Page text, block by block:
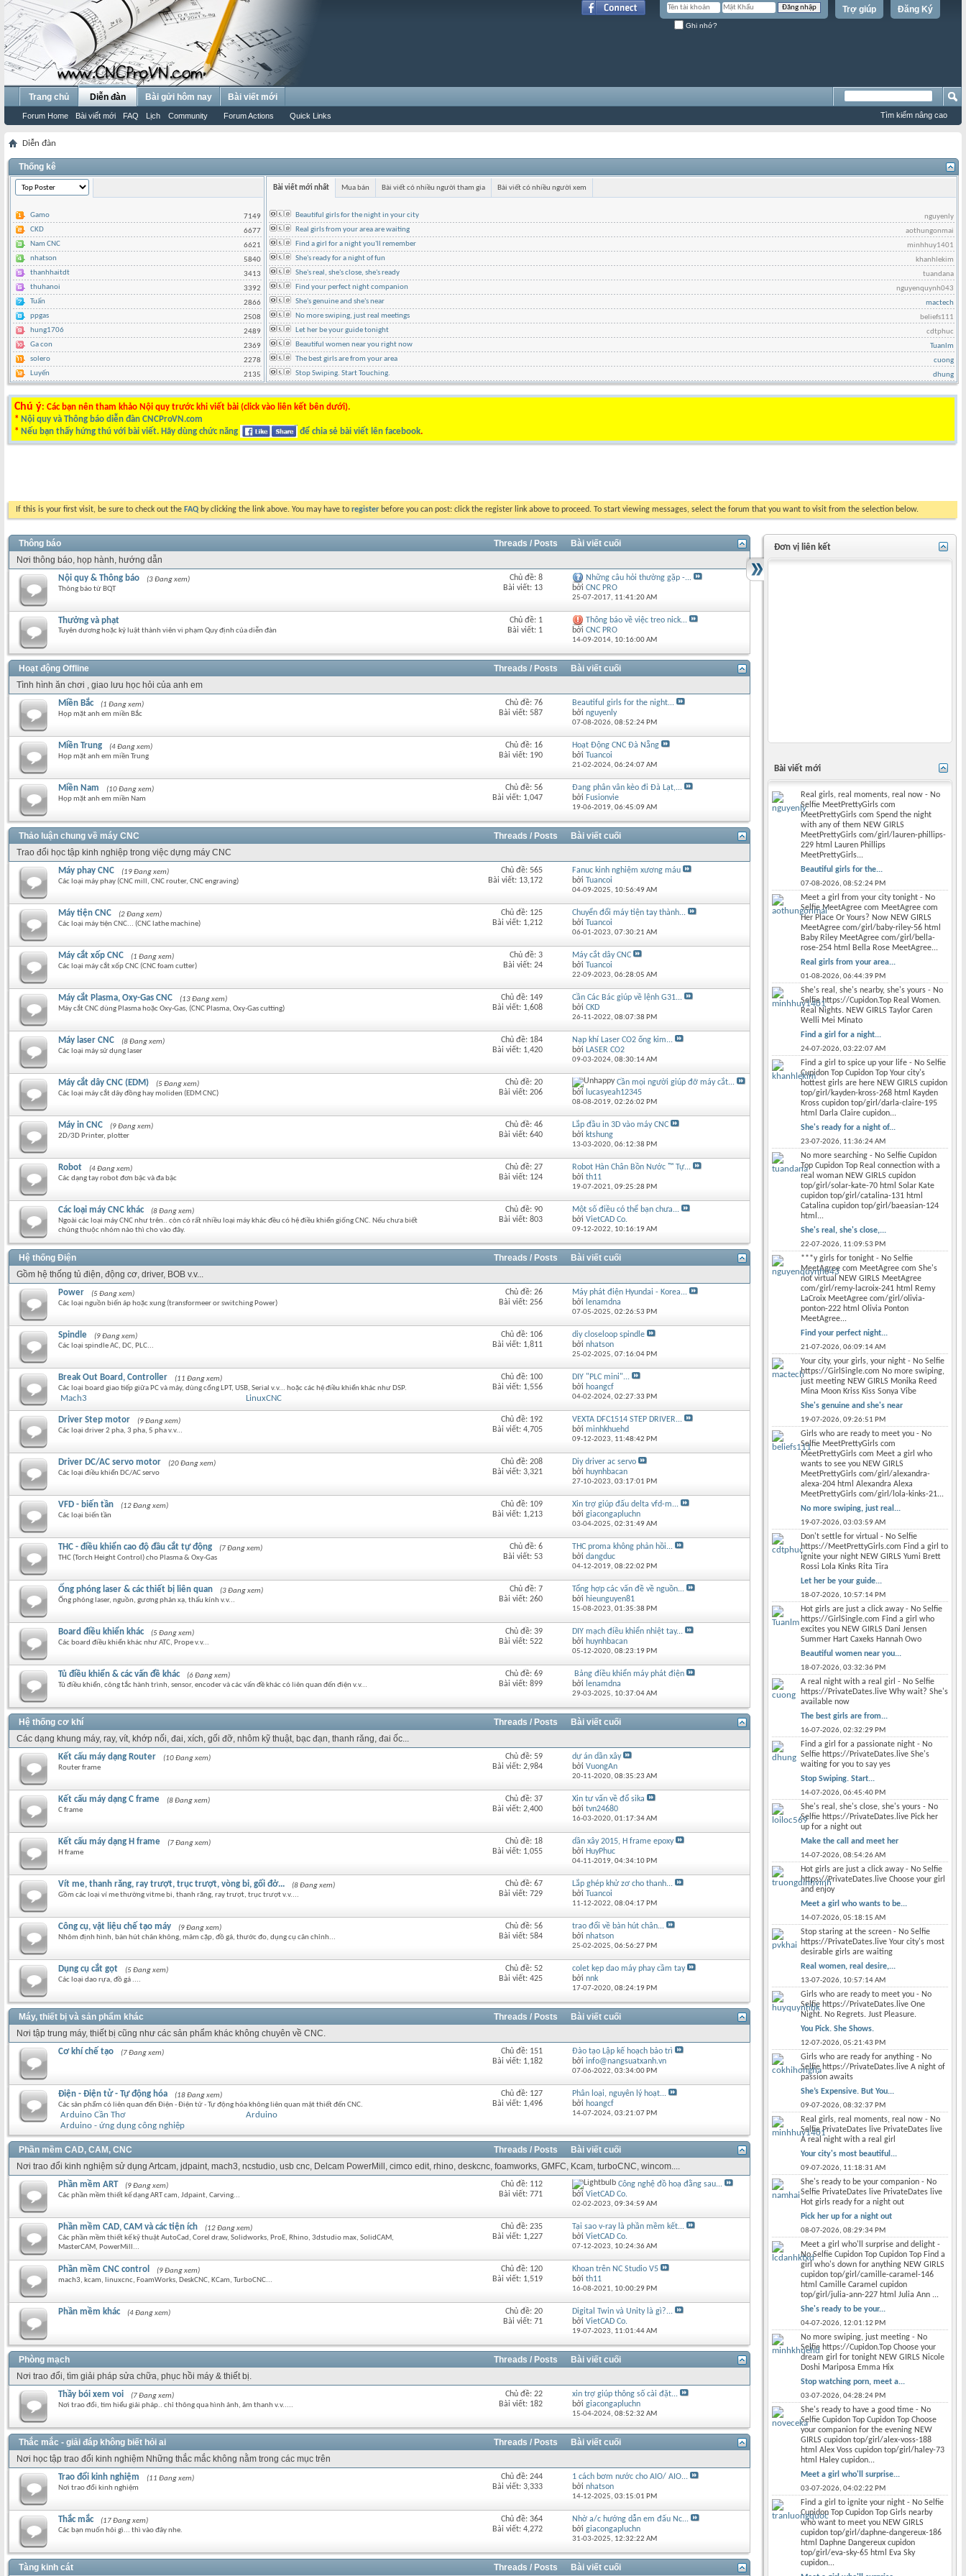
Đăng Ký
Trợ giúp
Ghi nhớ?
Trang chủ Diễn đàn
Forum Home Bài viết mới FAQ Lịch Community Forum Actions Quick Links
Bài gửi hôm nay Bài viết mới
Tìm kiếm nâng cao
Diễn đàn
Thống kê
7149
Gamo
6677
CKD
6621
Nam CNC
5840
nhatson
3413
thanhhaitdt
3392
thuhanoi
2866
Tuấn
2508
ppgas
2489
hung1706
2369
Ga con
2278
solero
2135
Luyến
Bài viết mới nhất Mua bán Bài viết có nhiều người tham gia Bài viết có nhiều người xem
nguyenly
Beautiful girls for the night in your city
aothungonmai
Real girls from your area are waiting
minhhuy1401
Find a girl for a night you'll remember
khanhlekim
She's ready for a night of fun
tuandana
She's real, she's close, she's ready
nguyenquynh043
Find your perfect night companion
mactech
She's genuine and she's near
beliefs111
No more swiping, just real meetings
cdtphuc
Let her be your guide tonight
Tuanlm
Beautiful women near you right now
cuong
The best girls are from your area
dhung
Stop Swiping. Start Touching.
Chú ý: Các bạn nên tham khảo Nội quy trước khi viết bài (click vào liên kết bên dưới).
* Nội quy và Thông báo diễn đàn CNCProVN.com
* Nếu bạn thấy hứng thú với bài viết. Hãy dùng chức năng để chia sẻ bài viết lên facebook.
If this is your first visit, be sure to check out the FAQ by clicking the link above. You may have to register before you can post: click the register link above to proceed. To start viewing messages, select the forum that you want to visit from the selection below.
Thông báo Threads / Posts
Bài viết cuối
Nơi thông báo, họp hành, hướng dẫn
Nội quy & Thông báo
(3 Đang xem)
Thông báo từ BQT
diễn
Chủ đề: 8
Bài viết: 13
Những câu hỏi thường gặp -...
bởi CNC PRO
25-07-2017, 11:41:20 AM
Thưởng và phạt
Tuyên dương hoặc kỷ luật thành viên vi phạm Quy định của diễn đàn
diễn
này
Chủ đề: 1
Bài viết: 1
Thông báo về việc treo nick...
bởi CNC PRO
14-09-2014, 10:16:00 AM
Hoạt động Offline Threads / Posts
Bài viết cuối
Tình hình ăn chơi , giao lưu học hỏi của anh em
Miền Bắc
(1 Đang xem)
Họp mặt anh em miền Bắc
diễn
Chủ đề: 76
Bài viết: 587
Beautiful girls for the night...
bởi nguyenly
07-08-2026, 08:52:24 PM
Miền Trung
(4 Đang xem)
Họp mặt anh em miền Trung
diễn
Chủ đề: 16
Bài viết: 190
Hoạt Động CNC Đà Nẵng
bởi Tuancoi
21-02-2024, 06:24:07 AM
Miền Nam
(10 Đang xem)
Họp mặt anh em miền Nam
diễn
này
Chủ đề: 56
Bài viết: 1,047
Đang phân vân kèo đi Đà Lạt,...
bởi Fusionvie
19-06-2019, 06:45:09 AM
Thảo luận chung về máy CNC Threads / Posts
Bài viết cuối
Trao đổi học tập kinh nghiệp trong việc dựng máy CNC
Máy phay CNC
(19 Đang xem)
Các loại máy phay (CNC mill, CNC router, CNC engraving)
diễn
Chủ đề: 565
Bài viết: 13,172
Fanuc kinh nghiệm xương máu
bởi Tuancoi
04-09-2025, 10:56:49 AM
Máy tiện CNC
(2 Đang xem)
Các loại máy tiện CNC... (CNC lathe machine)
diễn
Chủ đề: 125
Bài viết: 1,212
Chuyển đổi máy tiện tay thành...
bởi Tuancoi
06-01-2023, 07:30:21 AM
Máy cắt xốp CNC
(1 Đang xem)
Các loại máy cắt xốp CNC (CNC foam cutter)
diễn
Chủ đề: 3
Bài viết: 24
Máy cắt dây CNC
bởi Tuancoi
22-09-2023, 06:28:05 AM
Máy cắt Plasma, Oxy-Gas CNC
(13 Đang xem)
Máy cắt CNC dùng Plasma hoặc Oxy-Gas, (CNC Plasma, Oxy-Gas cutting)
diễn
Chủ đề: 149
Bài viết: 1,608
Cần Các Bác giúp về lệnh G31...
bởi CKD
26-11-2022, 08:07:38 PM
Máy laser CNC
(8 Đang xem)
Các loại máy sử dụng laser
diễn
Chủ đề: 184
Bài viết: 1,420
Nạp khí Laser CO2 ống kim...
bởi LASER CO2
09-03-2024, 08:30:14 AM
Máy cắt dây CNC (EDM)
(5 Đang xem)
Các loại máy cắt dây đồng hay moliden (EDM CNC)
diễn
Chủ đề: 20
Bài viết: 206
Cần mọi người giúp đỡ máy cắt...
bởi lucasyeah12345
08-08-2019, 02:26:02 PM
Máy in CNC
(9 Đang xem)
2D/3D Printer, plotter
diễn
Chủ đề: 46
Bài viết: 640
Lắp đầu in 3D vào máy CNC
bởi ktshung
13-03-2020, 06:12:38 PM
Robot
(4 Đang xem)
Các dạng tay robot đơn bậc và đa bậc
diễn
Chủ đề: 27
Bài viết: 124
Robot Hàn Chân Bồn Nước ™ Tự...
bởi th11
19-07-2021, 09:25:28 PM
Các loại máy CNC khác
(8 Đang xem)
Ngoài các loại máy CNC như trên.. còn có rất nhiều loại máy khác đều có hệ điều khiển giống CNC. Nếu chưa biết
chúng thuộc nhóm nào thì cho vào đây.
diễn
này
Chủ đề: 90
Bài viết: 803
Một số điều có thể bạn chưa...
bởi VietCAD Co.
09-12-2022, 10:16:19 AM
Hệ thống Điện Threads / Posts
Bài viết cuối
Gồm hệ thống tủ điện, động cơ, driver, BOB v.v...
Power
(5 Đang xem)
Các loại nguồn biến áp hoặc xung (transformeer or switching Power)
diễn
Chủ đề: 26
Bài viết: 256
Máy phát điện Hyundai - Korea...
bởi lenamdna
07-05-2025, 02:26:53 PM
Spindle
(9 Đang xem)
Các loại spindle AC, DC, PLC...
diễn
Chủ đề: 106
Bài viết: 1,811
diy closeloop spindle
bởi nhatson
25-02-2025, 07:16:04 PM
Break Out Board, Controller
(11 Đang xem)
Các loại board giao tiếp giữa PC và máy, dùng cổng LPT, USB, Serial v.v... hoặc các hệ điều khiển khác như DSP.
Mach3 LinuxCNC
diễn
Chủ đề: 100
Bài viết: 1,556
DIY "PLC mini"...
bởi hoangcf
04-02-2024, 02:27:33 PM
Driver Step motor
(9 Đang xem)
Các loại driver 2 pha, 3 pha, 5 pha v.v...
diễn
Chủ đề: 192
Bài viết: 4,705
VEXTA DFC1514 STEP DRIVER...
bởi minhkhuehd
09-12-2023, 11:48:42 PM
Driver DC/AC servo motor
(20 Đang xem)
Các loại điều khiển DC/AC servo
diễn
Chủ đề: 208
Bài viết: 3,321
Diy driver ac servo
bởi huynhbacan
27-10-2023, 03:17:01 PM
VFD - biến tần
(12 Đang xem)
Các loại biến tần
diễn
Chủ đề: 109
Bài viết: 1,213
Xin trợ giúp đấu delta vfd-m...
bởi giacongapluchn
03-04-2025, 02:31:49 AM
THC - điều khiển cao độ đầu cắt tự động
(7 Đang xem)
THC (Torch Height Control) cho Plasma & Oxy-Gas
diễn
Chủ đề: 6
Bài viết: 53
THC proma không phản hồi...
bởi dangduc
04-12-2019, 08:22:02 PM
Ống phóng laser & các thiết bị liên quan
(3 Đang xem)
Ống phóng laser, nguồn, gương phản xạ, thấu kính v.v...
diễn
Chủ đề: 7
Bài viết: 260
Tổng hợp các vấn đề về nguồn...
bởi hieunguyen81
15-08-2023, 01:35:38 PM
Board điều khiển khác
(5 Đang xem)
Các board điều khiển khác như ATC, Prope v.v...
diễn
Chủ đề: 39
Bài viết: 522
DIY mạch điều khiển nhiệt tay...
bởi huynhbacan
05-12-2020, 08:23:19 PM
Tủ điều khiển & các vấn đề khác
(6 Đang xem)
Tủ điều khiển, công tắc hành trình, sensor, encoder và các vấn đề khác có liên quan đến điện v.v...
diễn
này
Chủ đề: 69
Bài viết: 899
Bảng điều khiển máy phát điện
bởi lenamdna
29-03-2025, 10:37:04 AM
Hệ thống cơ khí Threads / Posts
Bài viết cuối
Các dạng khung máy, ray, vít, khớp nối, đai, xích, gối đỡ, nhôm kỹ thuật, bạc đạn, thanh răng, đai ốc...
Kết cấu máy dạng Router
(10 Đang xem)
Router frame
diễn
Chủ đề: 59
Bài viết: 2,984
dự án dần xây
bởi VuongAn
20-11-2020, 08:35:23 AM
Kết cấu máy dạng C frame
(8 Đang xem)
C frame
diễn
Chủ đề: 37
Bài viết: 2,400
Xin tư vấn về đổ sika
bởi tvn24680
16-03-2020, 01:17:34 AM
Kết cấu máy dạng H frame
(7 Đang xem)
H frame
diễn
Chủ đề: 18
Bài viết: 1,055
dần xây 2015, H frame epoxy
bởi HuyPhuc
04-11-2019, 04:34:10 PM
Vít me, thanh răng, ray trượt, trục trượt, vòng bi, gối đở...
(8 Đang xem)
Gồm các loại ví me thường vitme bi, thanh răng, ray trượt, trục trượt v.v....
diễn
Chủ đề: 67
Bài viết: 729
Lắp ghép khử zơ cho thanh...
bởi Tuancoi
11-12-2022, 08:04:17 PM
Công cụ, vật liệu chế tạo máy
(9 Đang xem)
Nhôm định hình, bàn hút chân không, mâm cặp, đồ gá, thước đo, dụng cụ cân chỉnh...
diễn
Chủ đề: 56
Bài viết: 584
trao đổi về bàn hút chân...
bởi nhatson
25-02-2025, 06:56:27 PM
Dụng cụ cắt gọt
(5 Đang xem)
Các loại dao rựa, đồ gá ....
diễn
này
Chủ đề: 52
Bài viết: 425
colet kẹp dao máy phay cầm tay
bởi nnk
17-07-2020, 08:24:19 PM
Máy, thiết bị và sản phẩm khác Threads / Posts
Bài viết cuối
Nơi tập trung máy, thiết bị cũng như các sản phẩm khác không chuyên về CNC.
Cơ khí chế tạo (7 Đang xem)
diễn
Chủ đề: 151
Bài viết: 1,182
Đào tạo Lập kế hoạch bảo trì
bởi info@nangsuatxanh.vn
07-06-2022, 03:34:00 PM
Điện - Điện tử - Tự động hóa
(18 Đang xem)
Các sản phẩm có liên quan đến Điện - Điện tử - Tự động hóa không liên quan mật thiết đến CNC.
Arduino Cần Thơ
Arduino
Arduino - ứng dụng công nghiệp
đàn
Chủ đề: 127
Bài viết: 1,496
Phân loại, nguyên lý hoạt...
bởi hoangcf
14-07-2024, 03:21:07 PM
Phần mềm CAD, CAM, CNC Threads / Posts
Bài viết cuối
Nơi trao đổi kinh nghiệm sử dụng Artcam, jdpaint, mach3, ncstudio, usb cnc, Delcam PowerMill, cimco edit, rhino, deskcnc, foamworks, GMFC, Kcam, turboCNC, wincom....
Phần mềm ART
(9 Đang xem)
Các phần mềm thiết kế dạng ART cam, Jdpaint, Carving...
diễn
Chủ đề: 112
Bài viết: 771
Công nghệ đồ hoạ đằng sau...
bởi VietCAD Co.
02-02-2023, 09:34:59 AM
Phần mềm CAD, CAM và các tiện ích
(12 Đang xem)
Các phần mềm thiết kế kỹ thuật AutoCad, Corel draw, Solidworks, ProE, Rhino, 3dstudio max, SolidCAM,
MasterCAM, PowerMill...
diễn
Chủ đề: 235
Bài viết: 1,227
Tại sao v-ray là phần mềm kết...
bởi VietCAD Co.
07-12-2023, 10:24:36 AM
Phần mềm CNC control
(9 Đang xem)
mach3, kcam, linuxcnc, FoamWorks, DeskCNC, KCam, TurboCNC...
diễn
Chủ đề: 120
Bài viết: 1,519
Khoan trên NC Studio V5
bởi th11
16-08-2021, 10:00:29 PM
Phần mềm khác (4 Đang xem)
diễn
này
Chủ đề: 20
Bài viết: 71
Digital Twin và Unity là gì?...
bởi VietCAD Co.
19-07-2023, 11:01:44 AM
Phòng mạch Threads / Posts
Bài viết cuối
Nơi trao đổi, tìm giải pháp sửa chữa, phục hồi máy & thiết bị.
Thầy bói xem voi
(7 Đang xem)
Nơi trao đổi, tìm hiểu giải pháp.. chỉ thông qua hình ảnh, âm thanh v.v.....
diễn
này
Chủ đề: 22
Bài viết: 182
xin trợ giúp thông số cài đặt...
bởi giacongapluchn
15-04-2024, 08:52:32 AM
Thắc mắc - giải đáp không biết hỏi ai Threads / Posts
Bài viết cuối
Nơi học tập trao đổi kinh nghiệm Những thắc mắc không nằm trong các mục trên
Trao đổi kinh nghiệm
(11 Đang xem)
Nơi trao đổi kinh nghiệm
diễn
Chủ đề: 244
Bài viết: 3,333
1 cách bơm nước cho AIO/ AIO...
bởi nhatson
14-12-2025, 03:15:01 PM
Thắc mắc
(17 Đang xem)
Các bạn muốn hỏi gì... thì vào đây nhe.
diễn
Chủ đề: 364
Bài viết: 4,272
Nhờ a/c hướng dẫn em đấu Nc...
bởi giacongapluchn
31-03-2025, 12:32:22 AM
Tàng kinh cát Threads / Posts Bài viết cuối
Đơn vị liên kết
Bài viết mới
Real girls, real moments, real now - No
Selfie MeetPrettyGirls com
MeetPrettyGirls com Spend the night
with any of them NEW GIRLS
MeetPrettyGirls com/girl/lauren-phillips-
229 html Lauren Phillips
MeetPrettyGirls...
Beautiful girls for the...
07-08-2026, 08:52:24 PM
Meet a girl from your city tonight - No
Selfie MeetAgree com MeetAgree com
Her Place Or Yours? Now NEW GIRLS
MeetAgree com/girl/baby-riley-56 html
Baby Riley MeetAgree com/girl/bella-
rose-254 html Bella Rose MeetAgree...
Real girls from your area...
01-08-2026, 06:44:39 PM
She's real, she's nearby, she's yours - No
Selfie https://Cupidon.Top Real Women.
Real Nights. NEW GIRLS Taylor Caren
Welli Mei Minato
Find a girl for a night...
24-07-2026, 03:22:07 AM
Find a girl to spice up your life - No Selfie
Cupidon Top Cupidon Top Your city's
hottest girls are here NEW GIRLS cupidon
top/girl/kayden-kross-268 html Kayden
Kross cupidon top/girl/darla-claire-195
html Darla Claire cupidon...
She's ready for a night of...
23-07-2026, 11:36:24 AM
No more searching - No Selfie Cupidon
Top Cupidon Top Real connection with a
real woman NEW GIRLS cupidon
top/girl/solar-kate-70 html Solar Kate
cupidon top/girl/catalina-131 html
Catalina cupidon top/girl/baeasian-124
html...
She's real, she's close,...
22-07-2026, 11:09:53 PM
***y girls for tonight - No Selfie
MeetAgree com MeetAgree com She's
not virtual NEW GIRLS MeetAgree
com/girl/remy-lacroix-241 html Remy
LaCroix MeetAgree com/girl/olivia-
ponton-222 html Olivia Ponton
MeetAgree...
Find your perfect night...
21-07-2026, 06:09:14 AM
Your city, your girls, your night - No Selfie
https://GirlSingle.com No more swiping,
just meeting NEW GIRLS Monika Reed
Mina Moon Kriss Kiss Sonya Vibe
She's genuine and she's near
19-07-2026, 09:26:51 PM
Girls who are ready to meet you - No
Selfie MeetPrettyGirls com
MeetPrettyGirls com Meet a girl who
wants to see you NEW GIRLS
MeetPrettyGirls com/girl/alexandra-
alexa-204 html Alexandra Alexa
MeetPrettyGirls com/girl/lola-kinks-21...
No more swiping, just real...
19-07-2026, 03:03:59 AM
Don't settle for virtual - No Selfie
https://MeetPrettyGirls.com Find a girl to
ignite your night NEW GIRLS Yumi Brett
Rossi Lola Kinks Rita Tira
Let her be your guide...
18-07-2026, 10:57:14 PM
Hot girls are just a click away - No Selfie
https://GirlSingle.com Find a girl who
excites you NEW GIRLS Dani Jensen
Summer Hart Caxeks Hannah Owo
Beautiful women near you...
18-07-2026, 03:32:36 PM
A real night with a real girl - No Selfie
https://PrivateDates.live Why wait? She's
available now
The best girls are from...
16-07-2026, 02:32:29 PM
Find a girl for a passionate night - No
Selfie https://PrivateDates.live She's
waiting for you to say yes
Stop Swiping. Start...
14-07-2026, 06:45:40 PM
She's real, she's close, she's yours - No
Selfie https://PrivateDates.live Pick her
up for a night out
Make the call and meet her
14-07-2026, 08:54:26 AM
Hot girls are just a click away - No Selfie
https://PrivateDates.live Choose your girl
and enjoy
Meet a girl who wants to be...
14-07-2026, 05:18:15 AM
Stop staring at the screen - No Selfie
https://PrivateDates.live Your city's most
desirable girls are waiting
Real women, real desire,...
13-07-2026, 10:57:14 AM
Girls who are ready to meet you - No
Selfie https://PrivateDates.live One
Night. No Regrets. Just Pleasure.
You Pick. She Shows.
12-07-2026, 05:21:43 PM
Girls who are ready for anything - No
Selfie https://PrivateDates.live A night of
passion awaits
She’s Expensive. But You...
09-07-2026, 08:32:37 PM
Real girls, real moments, real now - No
Selfie PrivateDates live PrivateDates live
A real night with a real girl
Your city's most beautiful...
09-07-2026, 11:18:31 AM
She's ready to be your companion - No
Selfie PrivateDates live PrivateDates live
Hot girls ready for a night out
Pick her up for a night out
08-07-2026, 08:29:34 PM
Meet a girl who'll surprise and delight -
No Selfie Cupidon Top Cupidon Top Find a
girl who's down for anything NEW GIRLS
cupidon top/girl/camille-caramel-146
html Camille Caramel cupidon
top/girl/julia-ann-227 html Julia Ann ...
She's ready to be your...
04-07-2026, 12:01:12 PM
No more swiping, just meeting - No
Selfie https://Cupidon.Top Choose your
dream girl for tonight NEW GIRLS Nicole
Doshi Mariposa Emma Hix
Stop watching porn, meet a...
03-07-2026, 04:28:24 PM
She's ready to have a good time - No
Selfie Cupidon Top Cupidon Top Choose
your companion for the evening NEW
GIRLS cupidon top/girl/alex-voss-188
html Alex Voss cupidon top/girl/haley-73
html Haley cupidon...
Meet a girl who'll surprise...
03-07-2026, 04:02:22 PM
Find a girl to ignite your night - No Selfie
Cupidon Top Cupidon Top Girls nearby
who want to meet you NEW GIRLS
cupidon top/girl/daphne-dangereux-186
html Daphne Dangereux cupidon
top/girl/eva-sky-65 html Eva Sky
cupidon...